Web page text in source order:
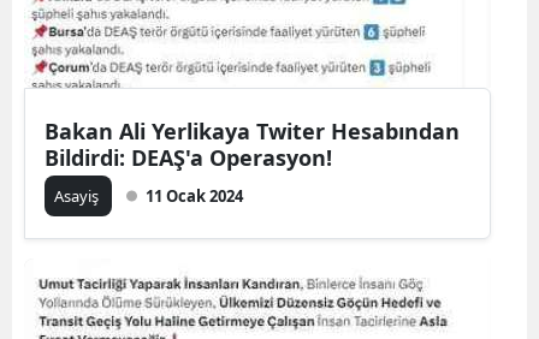
Bakan Ali Yerlikaya Twiter Hesabından
Bildirdi: DEAŞ'a Operasyon!
Asayiş 11 Ocak 2024